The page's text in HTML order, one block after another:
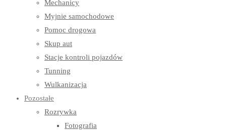
Mechanicy
Myjnie samochodowe
Pomoc drogowa
Skup aut
Stacje kontroli pojazdów
Tunning
Wulkanizacja
Pozostałe
Rozrywka
Fotografia